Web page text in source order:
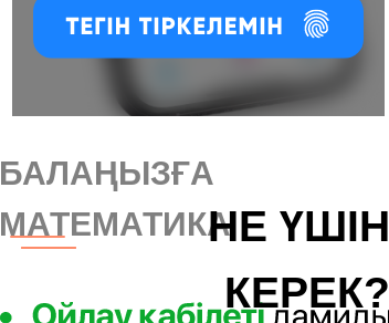
БАЛАҢЫЗҒА
МАТЕМАТИКАНЕ ҮШІН
КЕРЕК?